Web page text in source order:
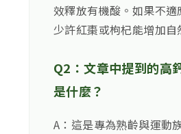
效釋放有機酸。如果不適
少許紅棗或枸杞能增加自
Q2：文章中提到的高
是什麼？
A：這是專為熟齡與運動